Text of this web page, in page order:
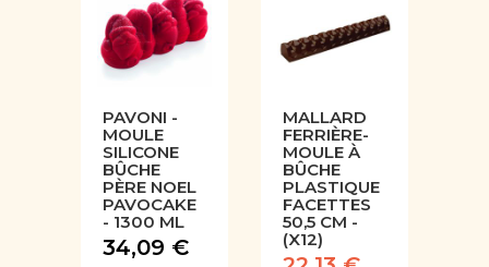
PAVONI -
MOULE
SILICONE
BÛCHE
PÈRE NOEL
PAVOCAKE
- 1300 ML
34,09 €
MALLARD
FERRIÈRE-
MOULE À
BÛCHE
PLASTIQUE
FACETTES
50,5 CM -
(X12)